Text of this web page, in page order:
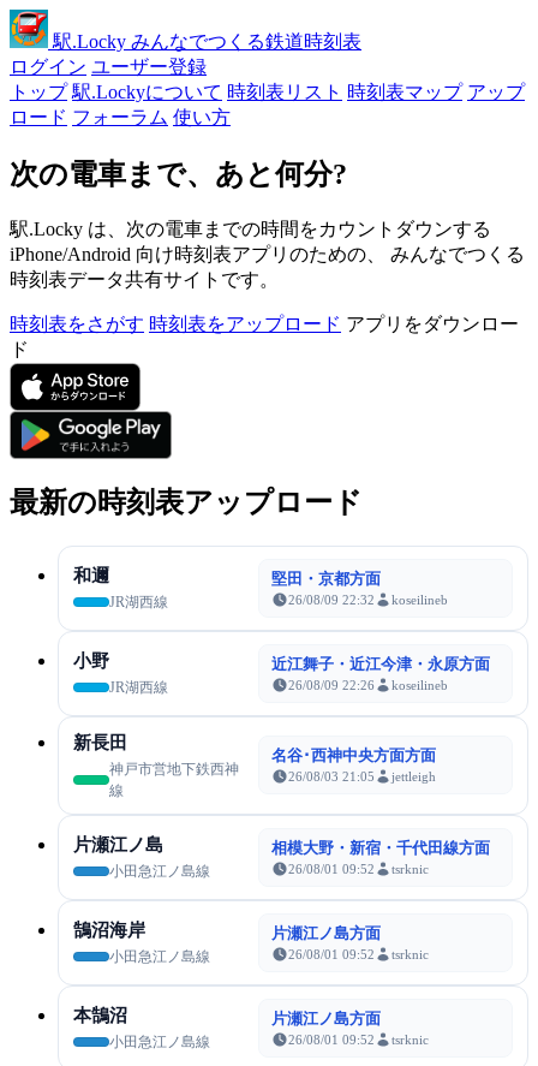
駅.Locky みんなでつくる鉄道時刻表
ログイン ユーザー登録
トップ 駅.Lockyについて 時刻表リスト 時刻表マップ アップ
ロード フォーラム 使い方
次の電車まで、あと何分?
駅.Locky は、次の電車までの時間をカウントダウンする
iPhone/Android 向け時刻表アプリのための、 みんなでつくる
時刻表データ共有サイトです。
時刻表をさがす 時刻表をアップロード アプリをダウンロー
ド
最新の時刻表アップロード
和邇
JR湖西線
堅田・京都方面
26/08/09 22:32 koseilineb
小野
JR湖西線
近江舞子・近江今津・永原方面
26/08/09 22:26 koseilineb
新長田
神戸市営地下鉄西神
線
名谷･西神中央方面方面
26/08/03 21:05 jettleigh
片瀬江ノ島
小田急江ノ島線
相模大野・新宿・千代田線方面
26/08/01 09:52 tsrknic
鵠沼海岸
小田急江ノ島線
片瀬江ノ島方面
26/08/01 09:52 tsrknic
本鵠沼
小田急江ノ島線
片瀬江ノ島方面
26/08/01 09:52 tsrknic